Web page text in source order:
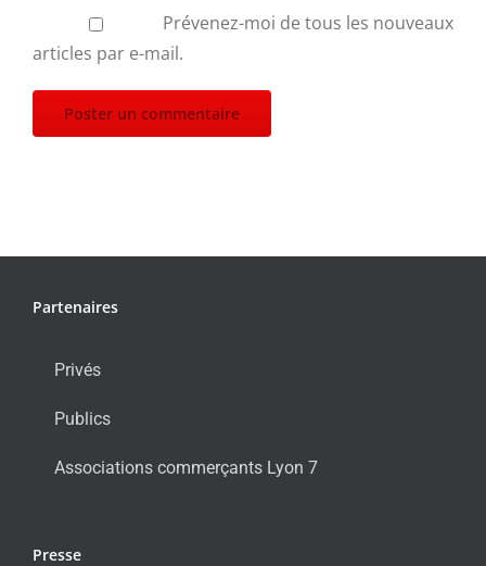
Prévenez-moi de tous les nouveaux
articles par e-mail.
Partenaires
Privés
Publics
Associations commerçants Lyon 7
Presse